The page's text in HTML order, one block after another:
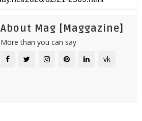
About Mag [Maggazine]
More than you can say
vk